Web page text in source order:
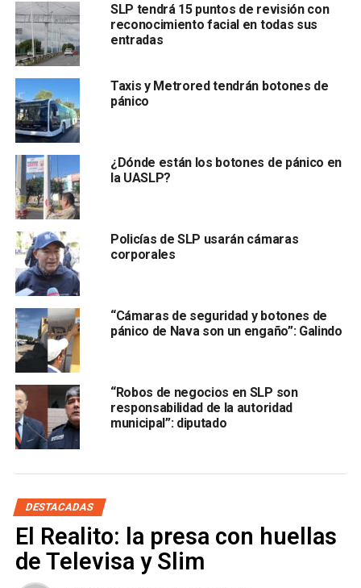
actual alcalde, denunció que este sistema de
seguridad “es un engaño”
administración no dejó el manejo del software para que se
buscarán rescindir el contrato.
“Es parte de la entrega del C3 es toda una
documentación de más de siete u ocho carpetas”
Arcadia.
El ex funcionario de seguridad agregó que será el
exdirector de este centro, y no él, quien deba aclarar los
proyecto, puesto que en esa dirección es donde se
entregó toda esa documentación.
Lee también
segunda vacuna contra el covid
ARTÍCULOS RELACIONADOS:
CÁMARAS
EDGAR JIMÉNEZ ARCADIA
SIGUIENTE
SLP celebró 492 años de fundación
SLP tendrá 15 puntos de revisión con
reconocimiento facial en todas sus
entradas
Taxis y Metrored tendrán botones de
pánico
¿Dónde están los botones de pánico en
la UASLP?
Policías de SLP usarán cámaras
corporales
“Cámaras de seguridad y botones de
pánico de Nava son un engaño”: Galindo
“Robos de negocios en SLP son
responsabilidad de la autoridad
municipal”: diputado
DESTACADAS
El Realito: la presa con huellas
de Televisa y Slim